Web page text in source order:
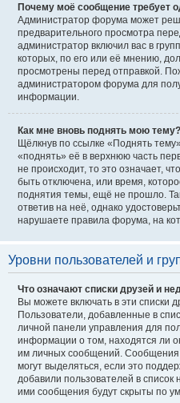
Почему моё сообщение требует
Администратор форума может
предварительного просмотра
администратор включил вас в
которых, по его или её мнению,
просмотрены перед отправкой.
администратором форума для
информации.
Как мне вновь поднять мою тему?
Щёлкнув по ссылке «Поднять
«поднять» её в верхнюю часть
не происходит, то это означает,
быть отключена, или время,
поднятия темы, ещё не прошло.
ответив на неё, однако
нарушаете правила форума, на
Уровни пользователей и
Что означают списки друзей и
Вы можете включать в эти списки
Пользователи, добавленные в
личной панели управления для
информации о том, находятся ли
им личных сообщений. Сообщения
могут выделяться, если это
добавили пользователей в
ими сообщения будут скрыты по